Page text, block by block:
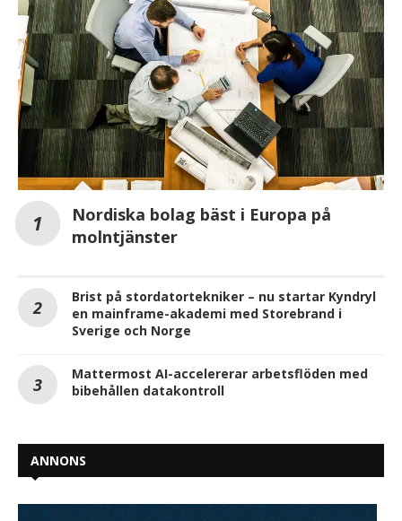
Nordiska bolag bäst i Europa på
molntjänster
Brist på stordatortekniker – nu startar Kyndryl
en mainframe-akademi med Storebrand i
Sverige och Norge
Mattermost AI-accelererar arbetsflöden med
bibehållen datakontroll
ANNONS